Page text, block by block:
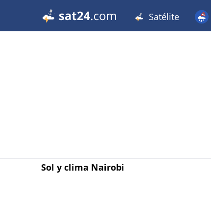
Satélite
Sol y clima Nairobi